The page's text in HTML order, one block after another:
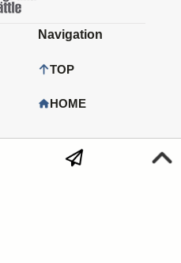
Navigation
TOP
HOME